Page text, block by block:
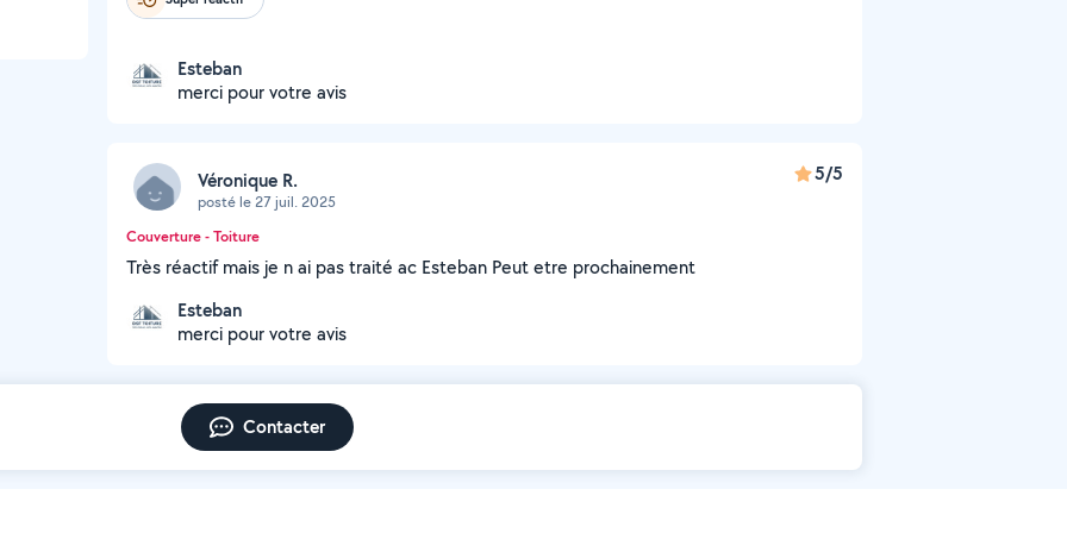
Esteban
merci pour votre avis
Véronique R.
posté le 27 juil. 2025
5/5
Couverture - Toiture
Très réactif mais je n ai pas traité ac Esteban Peut etre prochainement
Esteban
merci pour votre avis
Contacter